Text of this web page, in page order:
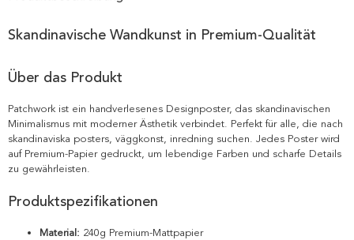
Skandinavische Wandkunst in Premium-Qualität
Über das Produkt
Patchwork ist ein handverlesenes Designposter, das skandinavischen
Minimalismus mit moderner Ästhetik verbindet. Perfekt für alle, die nach
skandinaviska posters, väggkonst, inredning suchen. Jedes Poster wird
auf Premium-Papier gedruckt, um lebendige Farben und scharfe Details
zu gewährleisten.
Produktspezifikationen
Material: 240g Premium-Mattpapier